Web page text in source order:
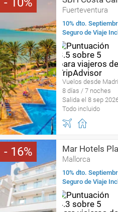
Fuerteventura
10% dto.
Seguro de Viaje
Vuelos desde
8 días / 7 noches
Salida el 8 sep
Todo incluido
16 Mar Hotels
Mallorca
10% dto.
Seguro de Viaje